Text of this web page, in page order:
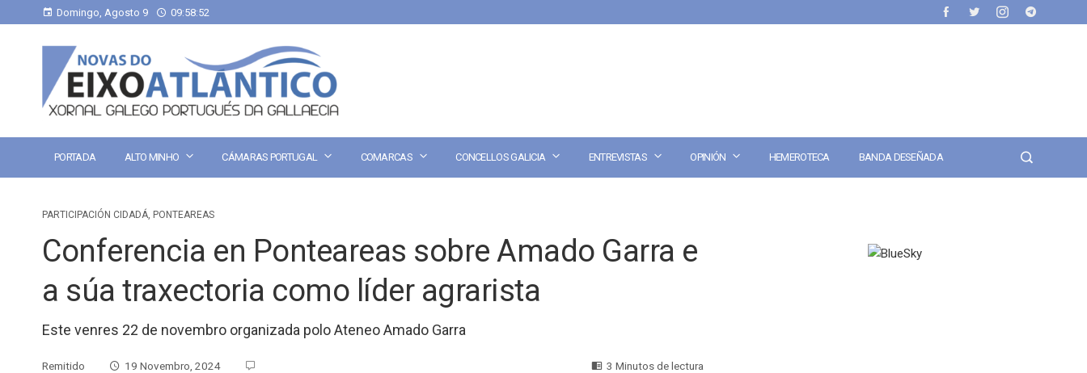
Domingo, Agosto 9 09:58:53
PORTADA ALTO MINHO CÁMARAS PORTUGAL COMARCAS CONCELLOS GALICIA ENTREVISTAS OPINIÓN HEMEROTECA BANDA DESEÑADA
PARTICIPACIÓN CIDADÁ, PONTEAREAS
Conferencia en Ponteareas sobre Amado Garra e
a súa traxectoria como líder agrarista
Este venres 22 de novembro organizada polo Ateneo Amado Garra
Remitido 19 Novembro, 2024 3 Minutos de lectura